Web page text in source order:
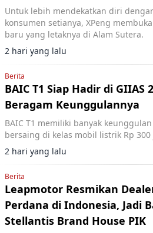
Untuk lebih mendekatkan diri
konsumen setianya, XPeng
baru yang letaknya di Alam Sutera.
2 hari yang lalu
Berita
BAIC T1 Siap Hadir di GIIAS
Beragam Keunggulannya
BAIC T1 memiliki banyak
bersaing di kelas mobil listrik Rp
2 hari yang lalu
Berita
Leapmotor Resmikan
Perdana di Indonesia, Jadi
Stellantis Brand House PIK